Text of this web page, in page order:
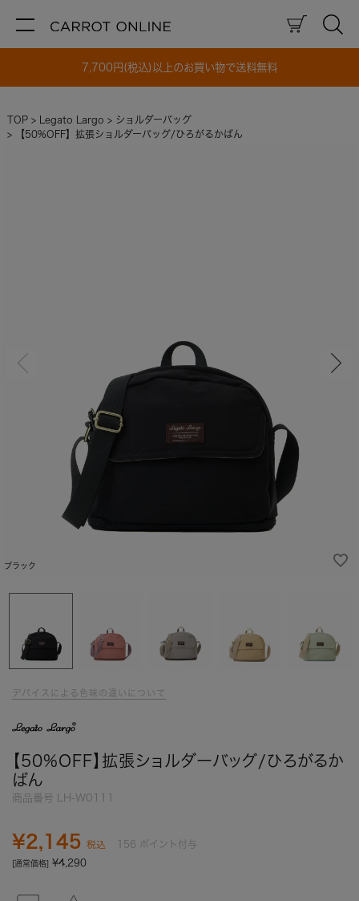
7,700円(税込)以上のお買い物で送料無料
TOP Legato Largo
ショルダーバッグ
【50%OFF】拡張ショルダーバッグ/ひろがるかばん
ブラック
デバイスによる色味の違いについて
【50%OFF】拡張ショルダーバッグ/ひろがるか
ばん
商品番号 LH-W0111
[通常価格] ¥4,290
¥2,145 税込 156 ポイント付与